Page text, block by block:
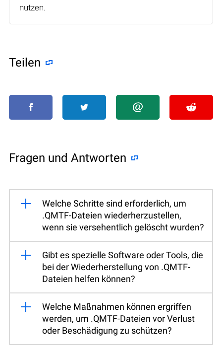
nutzen.
Teilen
Fragen und Antworten
Welche Schritte sind erforderlich, um
.QMTF-Dateien wiederherzustellen,
wenn sie versehentlich gelöscht wurden?
Gibt es spezielle Software oder Tools, die
bei der Wiederherstellung von .QMTF-
Dateien helfen können?
Welche Maßnahmen können ergriffen
werden, um .QMTF-Dateien vor Verlust
oder Beschädigung zu schützen?